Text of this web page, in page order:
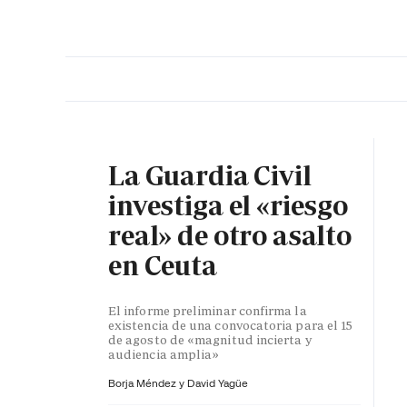
La Guardia Civil
investiga el «riesgo
real» de otro asalto
en Ceuta
El informe preliminar confirma la
existencia de una convocatoria para el 15
de agosto de «magnitud incierta y
audiencia amplia»
Borja Méndez y David Yagüe